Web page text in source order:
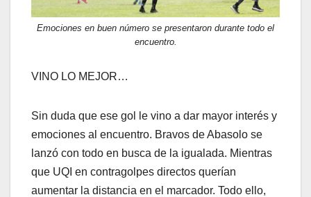
Emociones en buen número se presentaron durante todo el
encuentro.
VINO LO MEJOR…
Sin duda que ese gol le vino a dar mayor interés y
emociones al encuentro. Bravos de Abasolo se
lanzó con todo en busca de la igualada. Mientras
que UQI en contragolpes directos querían
aumentar la distancia en el marcador. Todo ello,